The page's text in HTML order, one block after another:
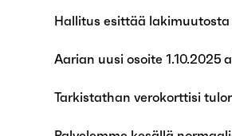
Hallitus esittää
Aarian uusi osoite 1.10.2025
Tarkistathan verokorttisi